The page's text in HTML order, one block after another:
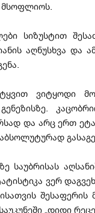
მსოფლიოს.
სიზუსტით
აღნუსხვა და
ვიტყოდი
და არც ერთ
საუბრისას
ვერ
„დიდი